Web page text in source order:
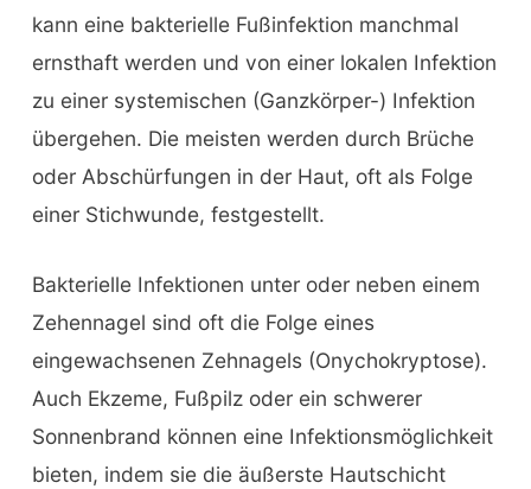
kann eine bakterielle Fußinfektion manchmal
ernsthaft werden und von einer lokalen Infektion
zu einer systemischen (Ganzkörper-) Infektion
übergehen. Die meisten werden durch Brüche
oder Abschürfungen in der Haut, oft als Folge
einer Stichwunde, festgestellt.
Bakterielle Infektionen unter oder neben einem
Zehennagel sind oft die Folge eines
eingewachsenen Zehnagels (Onychokryptose).
Auch Ekzeme, Fußpilz oder ein schwerer
Sonnenbrand können eine Infektionsmöglichkeit
bieten, indem sie die äußerste Hautschicht